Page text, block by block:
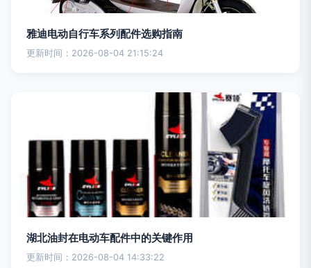
雅迪电动自行车系列配件选购指南
更新时间：2026-08-04 21:15:24
湖北油封在电动车配件中的关键作用
更新时间：2026-08-04 14:33:22